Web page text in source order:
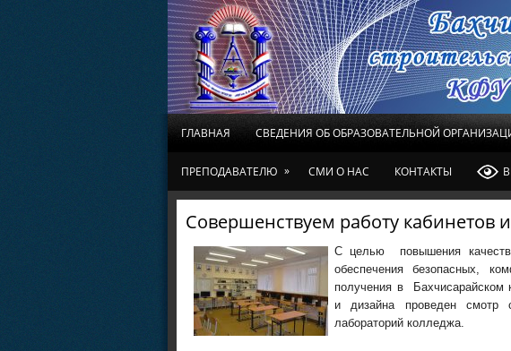
ГЛАВНАЯ СВЕДЕНИЯ ОБ ОБРАЗОВАТЕЛЬНОЙ
ПРЕПОДАВАТЕЛЮ » СМИ О НАС КОНТАКТЫ
Совершенствуем работу кабинетов
С целью повышения
обеспечения безопасных,
получения в Бахчисарайском
и дизайна проведен смотр
лабораторий колледжа.